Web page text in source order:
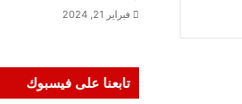
فبراير 21, 2024
تابعنا على فيسبوك